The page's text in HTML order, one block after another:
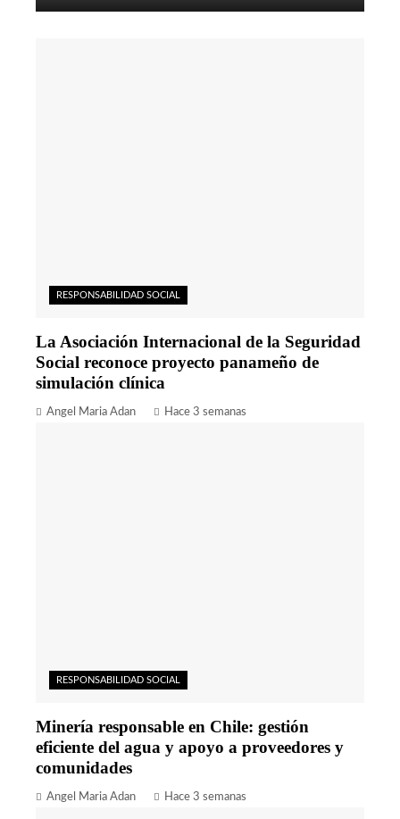
RESPONSABILIDAD SOCIAL
La Asociación Internacional de la Seguridad
Social reconoce proyecto panameño de
simulación clínica
Angel Maria Adan Hace 3 semanas
RESPONSABILIDAD SOCIAL
Minería responsable en Chile: gestión
eficiente del agua y apoyo a proveedores y
comunidades
Angel Maria Adan Hace 3 semanas